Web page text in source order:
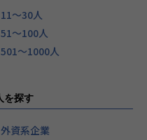
11〜30人
51〜100人
501〜1000人
を探す
外資系企業